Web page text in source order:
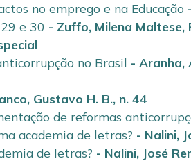
no emprego e na Educação -
e 30 - Zuffo, Milena Maltese,
no Brasil -Aranha,
Gustavo H. B., n. 44
de reformas
academia de letras? - Nalini,
de letras? - Nalini, José